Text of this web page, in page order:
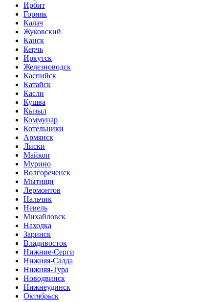
Ирбит
Горняк
Калач
Жуковский
Канск
Керчь
Иркутск
Железноводск
Каспийск
Катайск
Касли
Кушва
Кызыл
Коммунар
Котельники
Армянск
Лиски
Майкоп
Мурино
Волгореченск
Мытищи
Лермонтов
Нальчик
Невель
Михайловск
Находка
Заринск
Владивосток
Нижние-Серги
Нижняя-Салда
Нижняя-Тура
Новодвинск
Нижнеудинск
Октябрьск